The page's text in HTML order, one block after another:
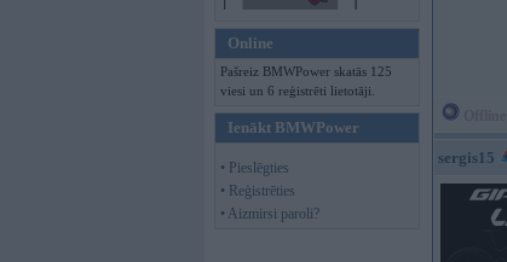
Online
Pašreiz BMWPower skatās 125
viesi un 6 reģistrēti lietotāji.
Ienākt BMWPower
• Pieslēgties
• Reģistrēties
• Aizmirsi paroli?
sergis15